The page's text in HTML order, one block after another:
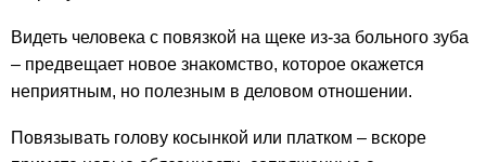
Видеть человека с повязкой на щеке из-за больного зуба
– предвещает новое знакомство, которое окажется
неприятным, но полезным в деловом отношении.
Повязывать голову косынкой или платком – вскоре